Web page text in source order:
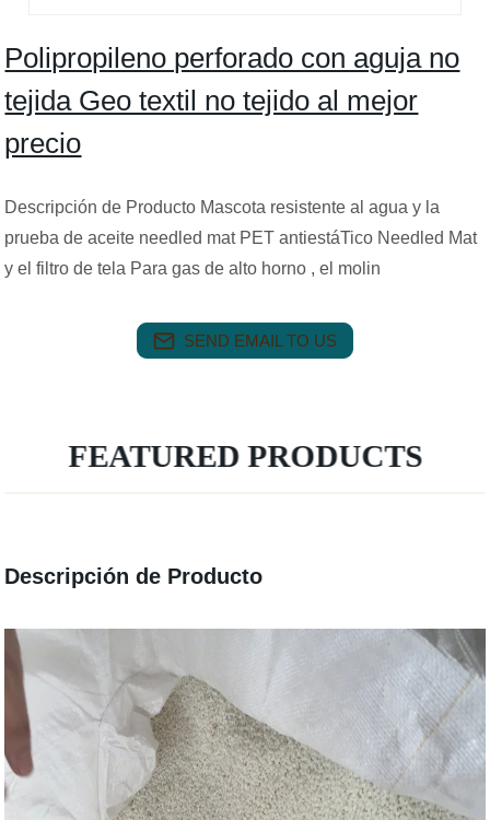
Polipropileno perforado con aguja no
tejida Geo textil no tejido al mejor
precio
Descripción de Producto Mascota resistente al agua y la
prueba de aceite needled mat PET antiestáTico Needled Mat
y el filtro de tela Para gas de alto horno , el molin
SEND EMAIL TO US
FEATURED PRODUCTS
Descripción de Producto